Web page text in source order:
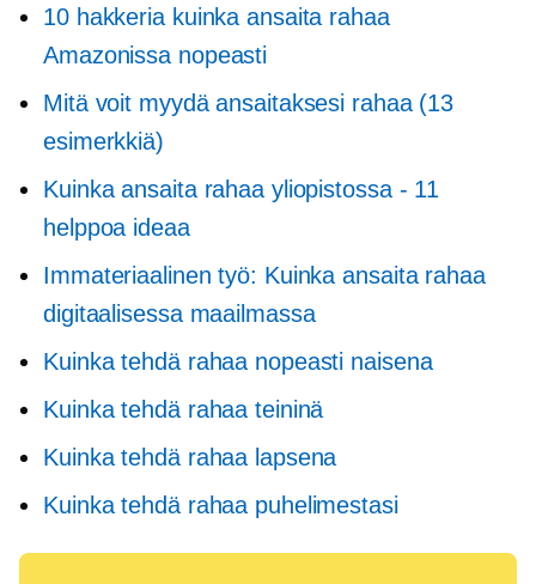
10 hakkeria kuinka ansaita rahaa
Amazonissa nopeasti
Mitä voit myydä ansaitaksesi rahaa (13
esimerkkiä)
Kuinka ansaita rahaa yliopistossa - 11
helppoa ideaa
Immateriaalinen työ: Kuinka ansaita rahaa
digitaalisessa maailmassa
Kuinka tehdä rahaa nopeasti naisena
Kuinka tehdä rahaa teininä
Kuinka tehdä rahaa lapsena
Kuinka tehdä rahaa puhelimestasi